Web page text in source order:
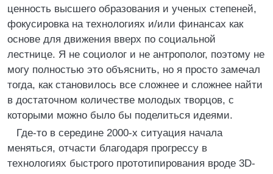
ценность высшего образования и ученых степеней,
фокусировка на технологиях и/или финансах как
основе для движения вверх по социальной
лестнице. Я не социолог и не антрополог, поэтому не
могу полностью это объяснить, но я просто замечал
тогда, как становилось все сложнее и сложнее найти
в достаточном количестве молодых творцов, с
которыми можно было бы поделиться идеями.
Где-то в середине 2000-х ситуация начала
меняться, отчасти благодаря прогрессу в
технологиях быстрого прототипирования вроде 3D-